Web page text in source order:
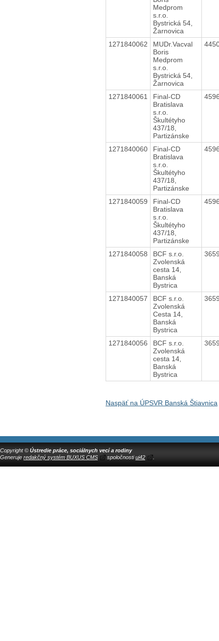
Medprom
s.r.o.
Bystrická 54,
Žarnovica
1271840062
MUDr.Vacval
Boris
Medprom
s.r.o.
Bystrická 54,
Žarnovica
1271840061
Final-CD
Bratislava
s.r.o.
Škultétyho
437/18,
Partizánske
1271840060
Final-CD
Bratislava
s.r.o.
Škultétyho
437/18,
Partizánske
1271840059
Final-CD
Bratislava
s.r.o.
Škultétyho
437/18,
Partizánske
1271840058
BCF s.r.o.
Zvolenská
cesta 14,
Banská
Bystrica
1271840057
BCF s.r.o.
Zvolenská
Cesta 14,
Banská
Bystrica
1271840056
BCF s.r.o.
Zvolenská
cesta 14,
Banská
Bystrica
Naspäť na ÚPSVR Banská Štiavnica
Copyright © Ústredie práce, sociálnych vecí a rodiny
Generuje redakčný systém BUXUS CMS spoločnostiui42